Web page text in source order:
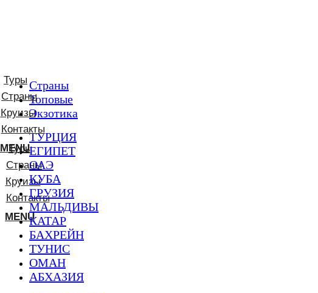
Туры
Страны
Круизы
Контакты
MENU
Туры
Страны
Круизы
Контакты
MENU
Страны
Топовые
Экзотика
ТУРЦИЯ
ЕГИПЕТ
ОАЭ
КУБА
ГРУЗИЯ
МАЛЬДИВЫ
КАТАР
БАХРЕЙН
ТУНИС
ОМАН
АБХАЗИЯ